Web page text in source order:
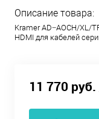
Описание товара:
Kramer AD−AOCH/XL/
HDMI для кабелей
11 770 руб.